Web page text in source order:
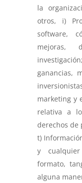
la
otros, i)
software,
mejoras,
ganancias,
marketing y
relativa a
derechos de
y
formato,
alguna